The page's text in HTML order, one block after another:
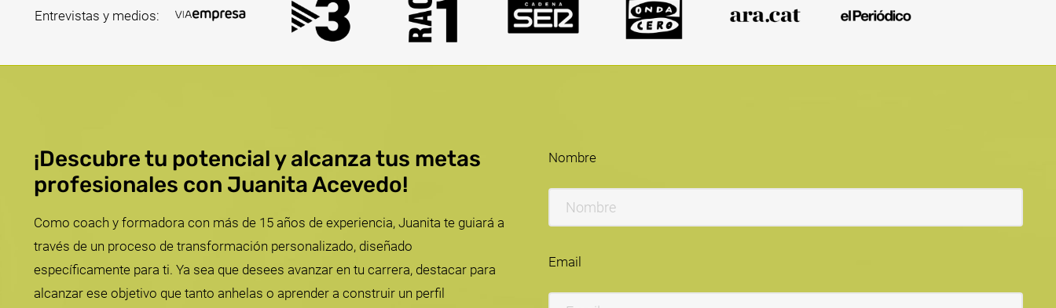
Entrevistas y medios:
¡Descubre tu potencial y alcanza tus metas
profesionales con Juanita Acevedo!
Como coach y formadora con más de 15 años de experiencia, Juanita te guiará a
través de un proceso de transformación personalizado, diseñado
específicamente para ti. Ya sea que desees avanzar en tu carrera, destacar para
alcanzar ese objetivo que tanto anhelas o aprender a construir un perfil
Nombre
Email